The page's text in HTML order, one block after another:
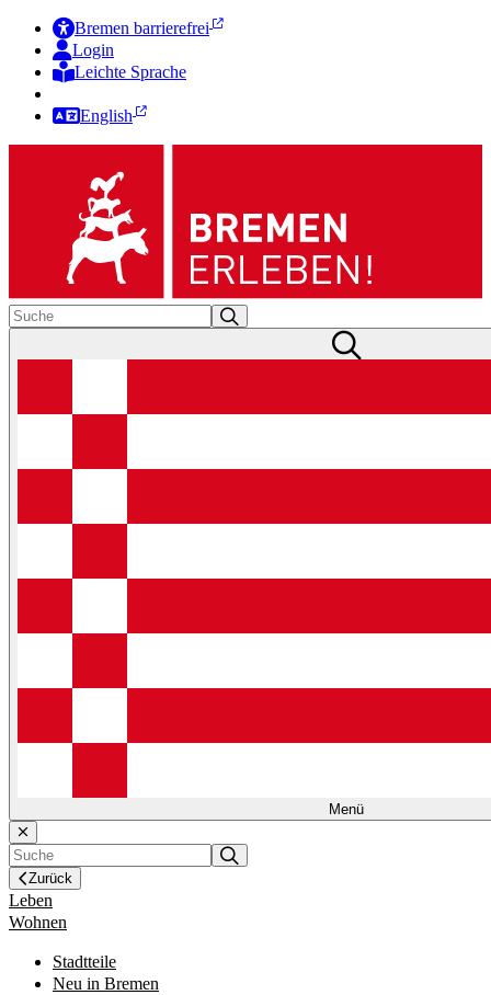
Bremen barrierefrei
Login
Leichte Sprache
English
Menü
Zurück
Leben
Wohnen
Stadtteile
Neu in Bremen